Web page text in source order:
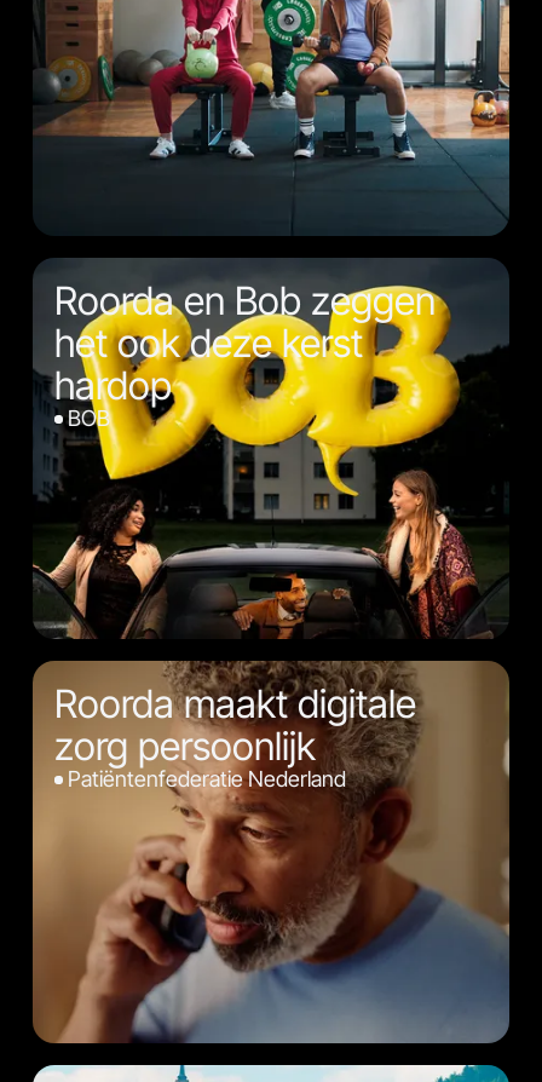
Roorda en Bob zeggen
het ook deze kerst
hardop
BOB
Roorda maakt digitale
zorg persoonlijk
Patiëntenfederatie Nederland